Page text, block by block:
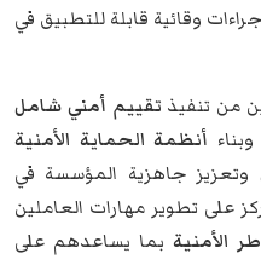
وقائية قابلة للتطبيق في
من تنفيذ تقييم أمني شامل
أنظمة الحماية الأمنية
وتعزيز جاهزية المؤسسة في
على تطوير مهارات العاملين
الأمنية بما يساعدهم على